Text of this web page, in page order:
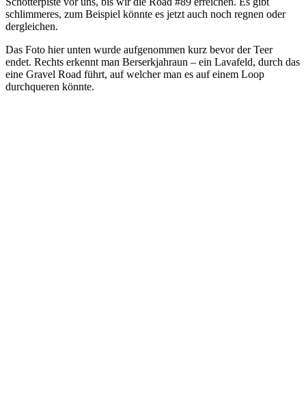
schlimmeres, zum Beispiel könnte es jetzt auch noch regnen oder
dergleichen.
Das Foto hier unten wurde aufgenommen kurz bevor der Teer
endet. Rechts erkennt man Berserkjahraun – ein Lavafeld, durch das
eine Gravel Road führt, auf welcher man es auf einem Loop
durchqueren könnte.